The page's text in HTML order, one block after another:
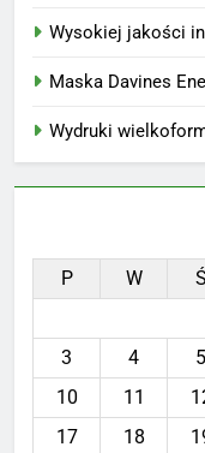
Wysokiej jakości
Maska Davines
Wydruki
P W Ś
3
4 5
10
11
17
18